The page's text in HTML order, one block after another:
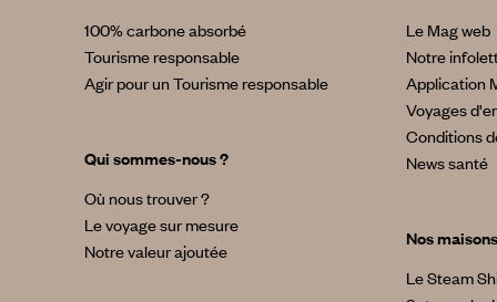
100% carbone absorbé
Tourisme responsable
Agir pour un Tourisme responsable
Qui sommes-nous ?
Où nous trouver ?
Le voyage sur mesure
Notre valeur ajoutée
Le Mag web
Notre
Application
Voyages
Conditions
News santé
Nos maisons
Le Steam